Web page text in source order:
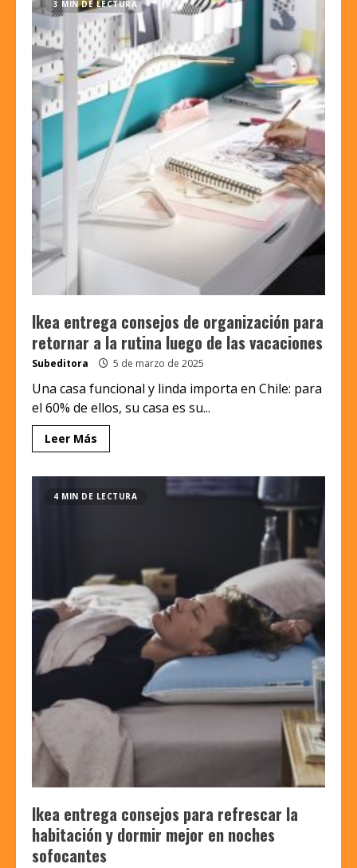
3 MIN DE LECTURA
Ikea entrega consejos de organización para
retornar a la rutina luego de las vacaciones
Subeditora 5 de marzo de 2025
Una casa funcional y linda importa en Chile: para
el 60% de ellos, su casa es su...
Leer Más
4 MIN DE LECTURA
Ikea entrega consejos para refrescar la
habitación y dormir mejor en noches
sofocantes